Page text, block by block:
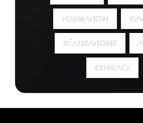
FORMATION
FORMATION
RÉALISATIONS
RÉALISATIONS
CONTACT
CONTACT